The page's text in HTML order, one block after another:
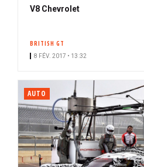
V8 Chevrolet
BRITISH GT
8 FÉV. 2017 • 13:32
AUTO